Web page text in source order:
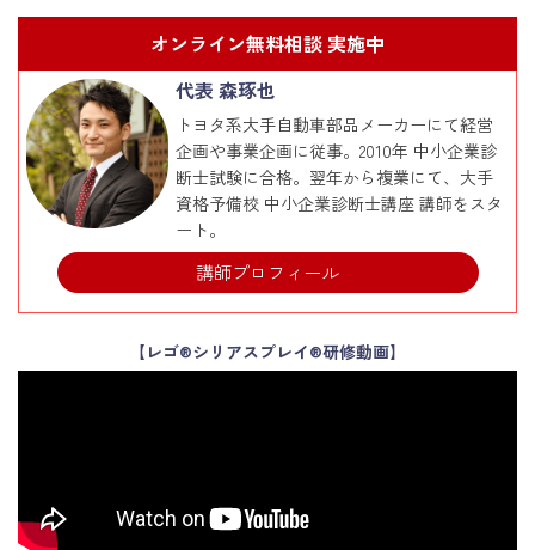
オンライン無料相談 実施中
代表 森琢也
トヨタ系大手自動車部品メーカーにて経営
企画や事業企画に従事。2010年 中小企業診
断士試験に合格。翌年から複業にて、大手
資格予備校 中小企業診断士講座 講師をスタ
ート。
講師プロフィール
【レゴ®シリアスプレイ®研修動画】